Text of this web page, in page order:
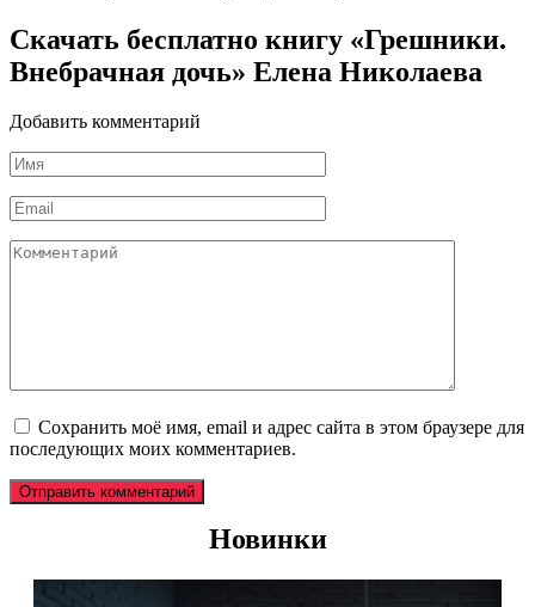
Скачать бесплатно книгу «Грешники.
Внебрачная дочь» Елена Николаева
Добавить комментарий
Имя
*
Email
*
Комментарий
Сохранить моё имя, email и адрес сайта в этом браузере для
последующих моих комментариев.
Новинки